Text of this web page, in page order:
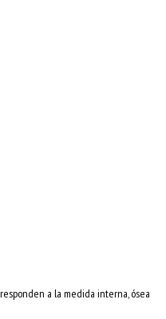
a la medida interna, ósea